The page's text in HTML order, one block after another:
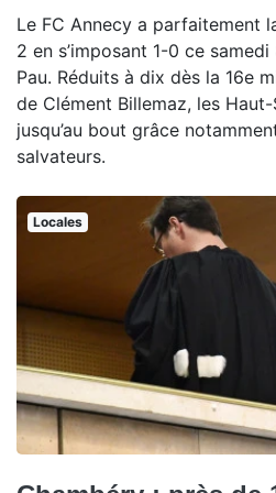
Le FC Annecy a parfaitement
2 en s’imposant 1-0 ce
Pau. Réduits à dix dès la 16e
de Clément Billemaz, les
jusqu’au bout grâce
salvateurs.
Locales